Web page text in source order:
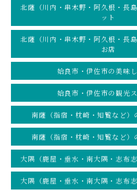
北薩（川内・串木野・阿久根・長
ット
北薩（川内・串木野・阿久根・長
お店
姶良市・伊佐市の美味
姶良市・伊佐市の観光
南薩（指宿・枕崎・知覧など）
南薩（指宿・枕崎・知覧など）
大隅（鹿屋・垂水・南大隅・志布
大隅（鹿屋・垂水・南大隅・志布